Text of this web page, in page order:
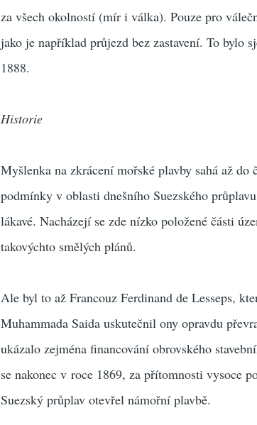
za všech okolností (mír i válka). Pouze pro
jako je například průjezd bez zastavení. To bylo
1888.
Historie
Myšlenka na zkrácení mořské plavby sahá až
podmínky v oblasti dnešního Suezského
lákavé. Nacházejí se zde nízko položené části
takovýchto smělých plánů.
Ale byl to až Francouz Ferdinand de Lesseps,
Muhammada Saida uskutečnil ony opravdu
ukázalo zejména financování obrovského
se nakonec v roce 1869, za přítomnosti vysoce
Suezský průplav otevřel námořní plavbě.